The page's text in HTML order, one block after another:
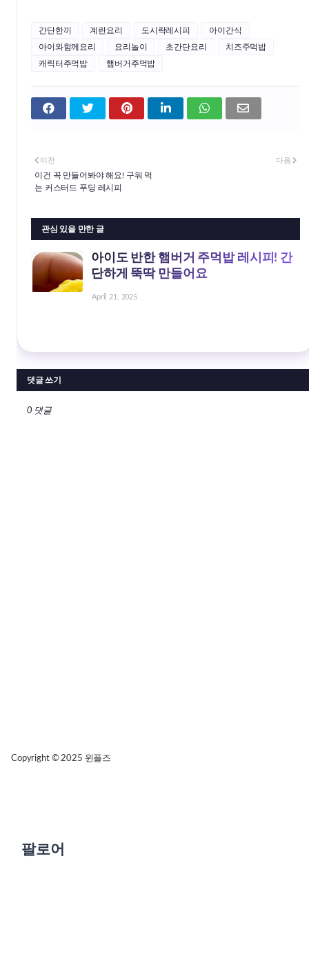
간단한끼 계란요리 도시락레시피
아이간식
아이와함께요리
요리놀이 초간단요리
치즈주먹밥
캐릭터주먹밥
햄버거주먹밥
다음
이전
이건 꼭 만들어봐야 해요! 구워 먹
는 커스터드 푸딩 레시피
관심 있을 만한 글
아이도 반한 햄버거 주먹밥 레시피! 간
단하게 뚝딱 만들어요
April 21, 2025
댓글 쓰기
0 댓글
Copyright © 2025 윈플즈
팔로어